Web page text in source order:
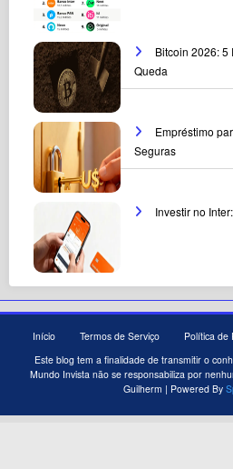
Bitcoin 2026: 5
Queda
Empréstimo
Seguras
Investir no
Início Termos de Serviço Política de
Este blog tem a finalidade de transmitir o
Mundo Invista não se responsabiliza por
Guilherm | Powered By